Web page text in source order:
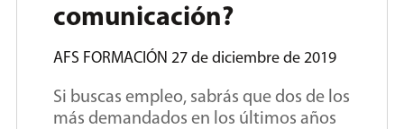
comunicación?
AFS FORMACIÓN 27 de diciembre de 2019
Si buscas empleo, sabrás que dos de los
más demandados en los últimos años